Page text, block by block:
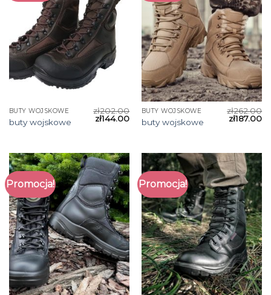
BUTY WOJSKOWE
buty wojskowe
zł202.00
zł144.00
BUTY WOJSKOWE
buty wojskowe
zł262.00
zł187.00
Promocja! Promocja!